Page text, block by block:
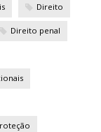
Direito
Direito penal